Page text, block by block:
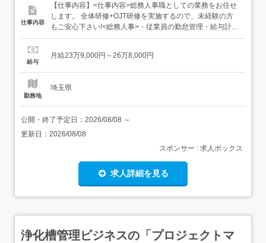
仕事内容
【仕事内容】<仕事内容>総務人事職としての業務をお任せ
します。 全体研修+OJT研修を実施するので、未経験の方
もご安心下さい!<総務人事>・従業員の勤怠管理・給与計算
業務、事務備品・厚生備品の管理業務・求人広告の発行と
対応、資料作成等製造のサポートをする総務人事担当とし
給与
月給23万9,000円～26万8,000円
勤務地
埼玉県
公開・終了予定日： 2026/08/08 ～
更新日： 2026/08/08
スポンサー : 求人ボックス
求人詳細を見る
浄化槽管理ビジネスの「プロジェクトマ